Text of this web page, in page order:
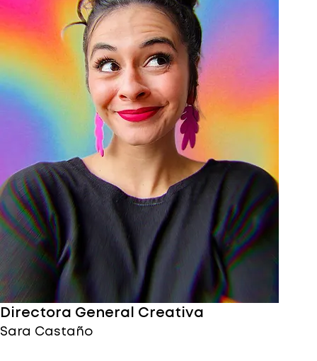
Directora General Creativa
Sara Castaño